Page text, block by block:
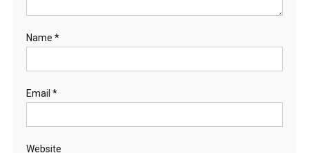
Name *
Email *
Website